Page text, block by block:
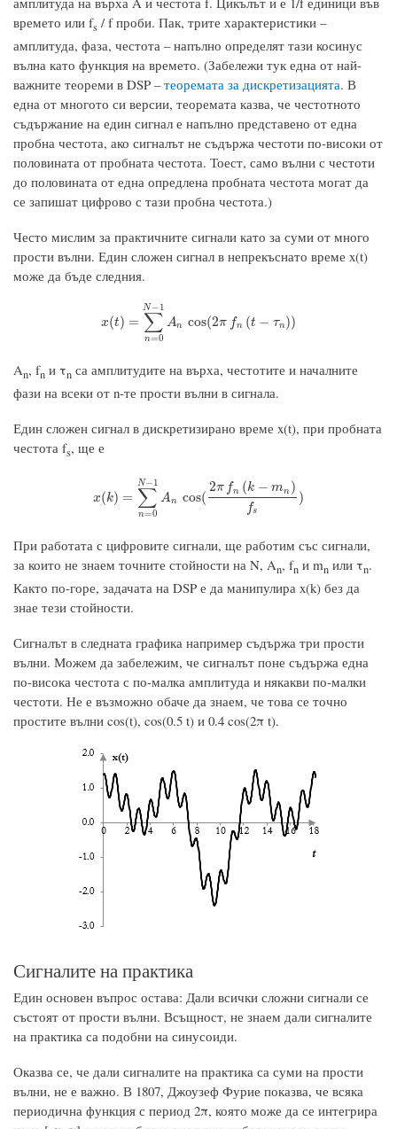
времето или fs / f проби. Пак, трите характеристики –
амплитуда, фаза, честота – напълно определят тази косинус
вълна като функция на времето. (Забележи тук една от най-
важните теореми в DSP –теоремата за дискретизацията. В
една от многото си версии, теоремата казва, че честотното
съдържание на един сигнал е напълно представено от една
пробна честота, ако сигналът не съдържа честоти по-високи от
половината от пробната честота. Тоест, само вълни с честоти
до половината от една опредлена пробната честота могат да
се запишат цифрово с тази пробна честота.)
Често мислим за практичните сигнали като за суми от много
прости вълни. Един сложен сигнал в непрекъснато време x(t)
може да бъде следния.
x(t) = ∑
n=0
N−1
An cos(2π fn (t − τn))
x(t) =∑ n= 0 N−1 Ancos(2 πf n(t −τ n))
An, fn и τn са амплитудите на върха, честотите и началните
фази на всеки от n-те прости вълни в сигнала.
Един сложен сигнал в дискретизирано време x(t), при пробната
честота fs, ще е
x(k) = ∑
n=0
N−1
An cos(
2π fn (k − mn )
fs
)
x(k) =∑ n= 0 N−1 Ancos(2πfn(k−mn)fs)
При работата с цифровите сигнали, ще работим със сигнали,
за които не знаем точните стойности на N, An, fn и mn или τn.
Както по-горе, задачата на DSP е да манипулира x(k) без да
знае тези стойности.
Сигналът в следната графика например съдържа три прости
вълни. Можем да забележим, че сигналът поне съдържа една
по-висока честота с по-малка амплитуда и някакви по-малки
честоти. Не е възможно обаче да знаем, че това се точно
простите вълни cos(t), cos(0.5 t) и 0.4 cos(2π t).
Сигналите на практика
Един основен въпрос остава: Дали всички сложни сигнали се
състоят от прости вълни. Всъщност, не знаем дали сигналите
на практика са подобни на синусоиди.
Оказва се, че дали сигналите на практика са суми на прости
вълни, не е важно. В 1807, Джоузеф Фурие показва, че всяка
периодична функция с период 2π, която може да се интегрира